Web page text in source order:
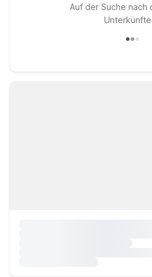
Auf der Suche nach